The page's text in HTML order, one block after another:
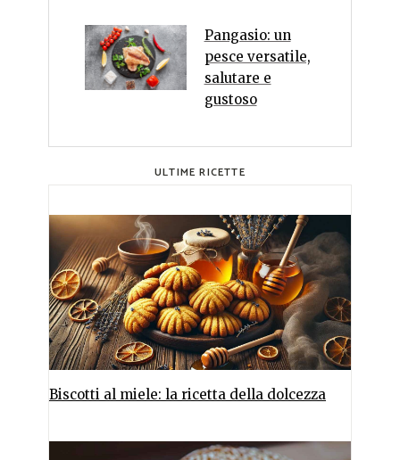
Pangasio: un
pesce versatile,
salutare e
gustoso
ULTIME RICETTE
Biscotti al miele: la ricetta della dolcezza